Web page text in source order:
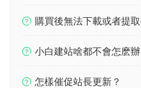
購買後無法下載或者提
小白建站啥都不會怎麽辦
怎樣催促站長更新？